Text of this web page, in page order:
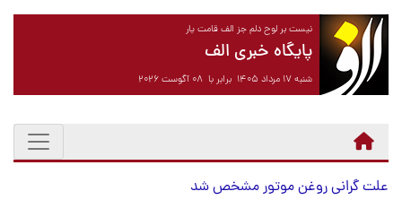
نیست بر لوح دلم جز الف قامت یار
پایگاه خبری الف
شنبه ۱۷ مرداد ۱۴۰۵ برابر با ۰۸ آگوست ۲۰۲۶
علت گرانی روغن موتور مشخص شد